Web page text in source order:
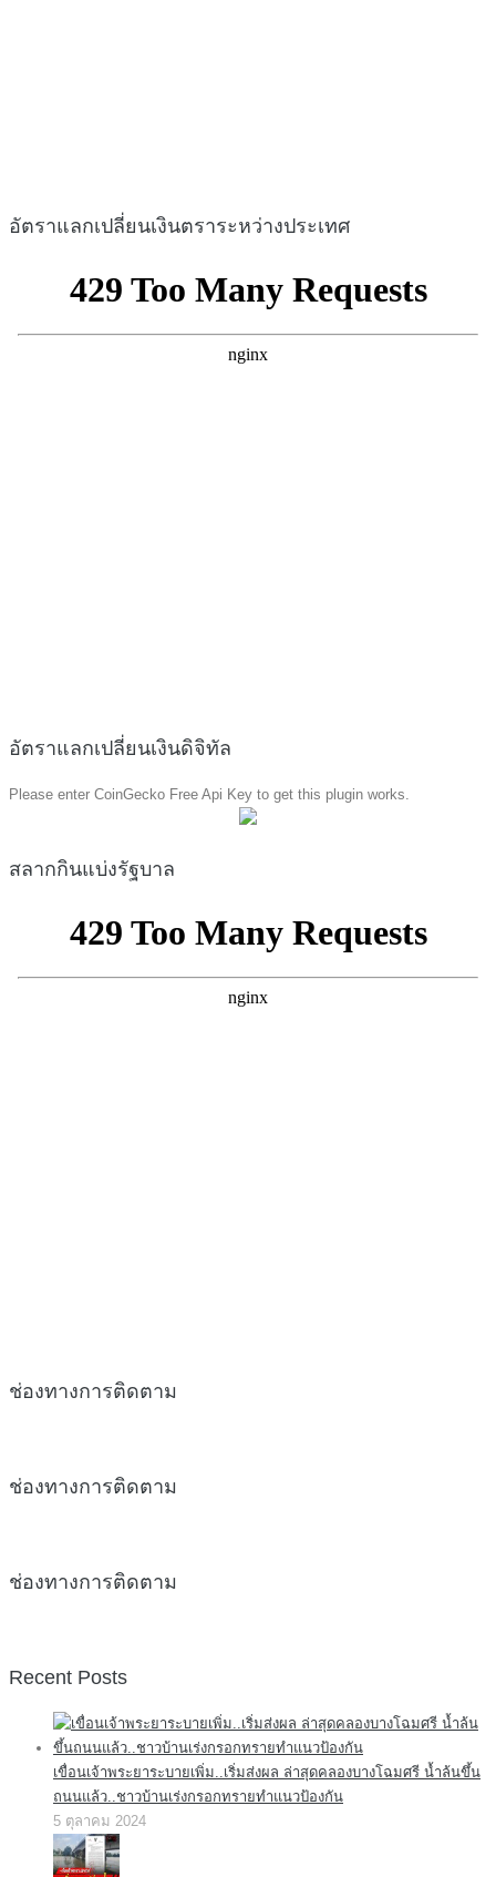
อัตราแลกเปลี่ยนเงินตราระหว่างประเทศ
อัตราแลกเปลี่ยนเงินดิจิทัล
Please enter CoinGecko Free Api Key to get this plugin works.
สลากกินแบ่งรัฐบาล
ช่องทางการติดตาม
ช่องทางการติดตาม
ช่องทางการติดตาม
Recent Posts
เขื่อนเจ้าพระยาระบายเพิ่ม..เริ่มส่งผล ล่าสุดคลองบางโฉมศรี น้ำล้นขึ้น
ถนนแล้ว..ชาวบ้านเร่งกรอกทรายทำแนวป้องกัน
5 ตุลาคม 2024